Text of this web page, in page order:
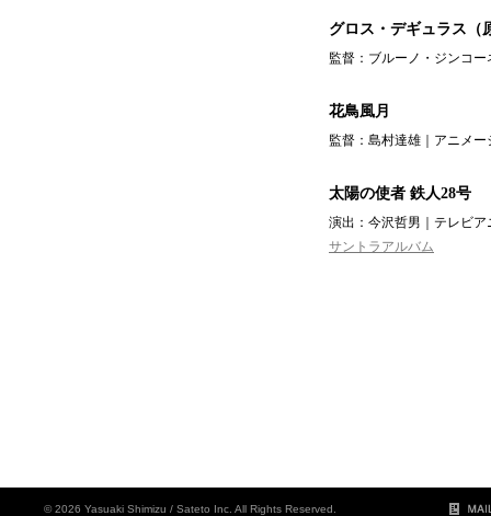
グロス・デギュラス（
監督：ブルーノ・ジンコ
花鳥風月
監督：島村達雄｜アニメ
太陽の使者 鉄人28号
演出：今沢哲男｜テレビ
サントラアルバム
© 2026 Yasuaki Shimizu / Sateto Inc. All Rights Reserved.